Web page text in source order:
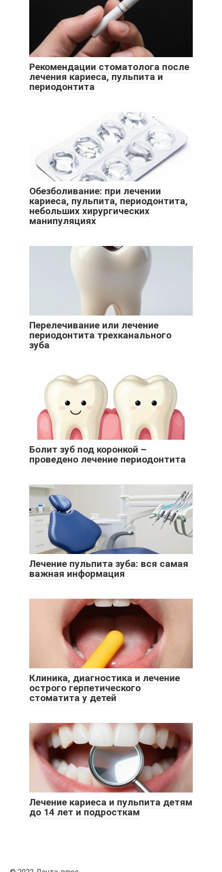
Рекомендации стоматолога после
лечения кариеса, пульпита и
периодонтита
Обезболивание: при лечении
кариеса, пульпита, периодонтита,
небольших хирургических
манипуляциях
Перелечивание или лечение
периодонтита трехканального
зуба
Болит зуб под коронкой –
проведено лечение периодонтита
Лечение пульпита зуба: вся самая
важная информация
Клиника, диагностика и лечение
острого герпетического
стоматита у детей
Лечение кариеса и пульпита детям
до 14 лет и подросткам